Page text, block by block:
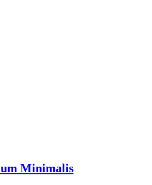
Minimalis